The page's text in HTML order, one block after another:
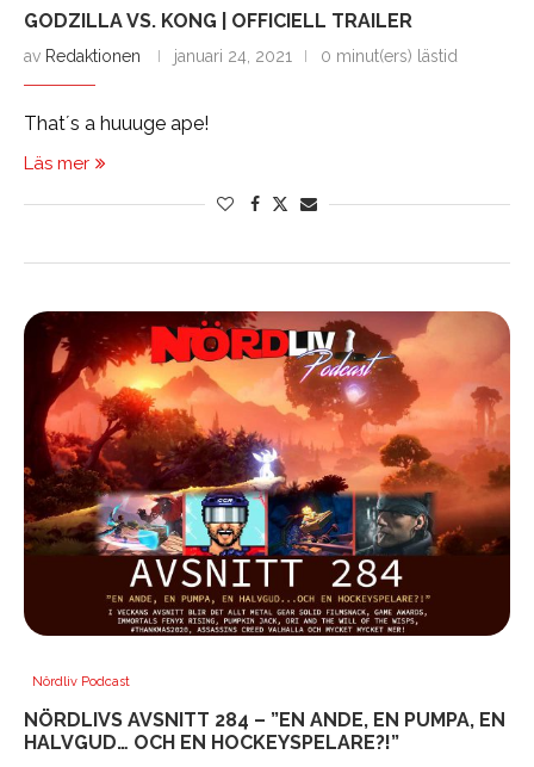
GODZILLA VS. KONG | OFFICIELL TRAILER
av Redaktionen januari 24, 2021 0 minut(ers) lästid
That´s a huuuge ape!
Läs mer
Nördliv Podcast
NÖRDLIVS AVSNITT 284 – ”EN ANDE, EN PUMPA, EN
HALVGUD… OCH EN HOCKEYSPELARE?!”